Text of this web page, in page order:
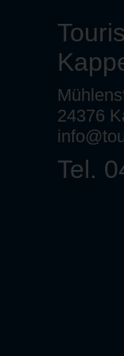
24376
Tel.